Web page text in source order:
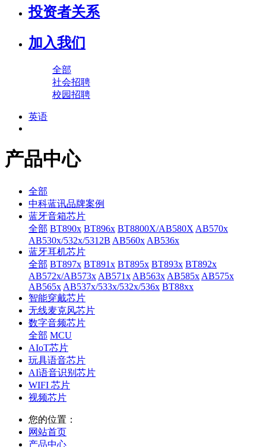
投资者关系
加入我们
全部
社会招聘
校园招聘
英语
产品中心
全部
中科蓝讯品牌案例
蓝牙音箱芯片
全部 BT890x BT896x BT8800X/AB580X AB570x
AB530x/532x/5312B AB560x AB536x
蓝牙耳机芯片
全部 BT897x BT891x BT895x BT893x BT892x
AB572x/AB573x AB571x AB563x AB585x AB575x
AB565x AB537x/533x/532x/536x BT88xx
智能穿戴芯片
无线麦克风芯片
数字音频芯片
全部 MCU
AIoT芯片
玩具语音芯片
AI语音识别芯片
WIFI 芯片
视频芯片
您的位置：
网站首页
产品中心